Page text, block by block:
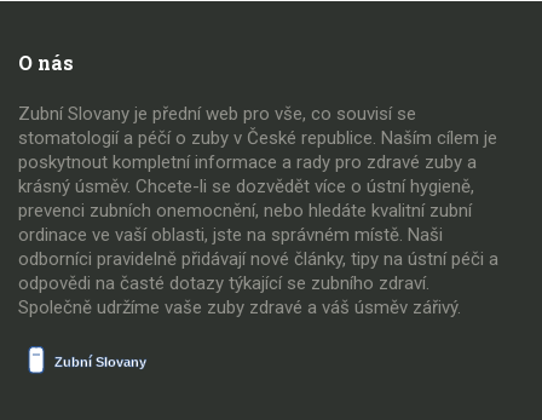
O nás
Zubní Slovany je přední web pro vše, co souvisí se
stomatologií a péčí o zuby v České republice. Naším cílem je
poskytnout kompletní informace a rady pro zdravé zuby a
krásný úsměv. Chcete-li se dozvědět více o ústní hygieně,
prevenci zubních onemocnění, nebo hledáte kvalitní zubní
ordinace ve vaší oblasti, jste na správném místě. Naši
odborníci pravidelně přidávají nové články, tipy na ústní péči a
odpovědi na časté dotazy týkající se zubního zdraví.
Společně udržíme vaše zuby zdravé a váš úsměv zářivý.